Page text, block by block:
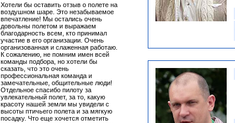
Хотели бы оставить отзыв о полете на
воздушном шаре. Это незабываемое
впечатление! Мы остались очень
довольны полетом и выражаем
благодарность всем, кто принимал
участие в его организации. Очень
организованная и слаженная работаю.
К сожалению, не помним имен всей
команды подбора, но хотели бы
сказать, что это очень
профессиональная команда и
замечательные, общительные люди!
Отдельное спасибо пилоту за
увлекательный полет, за то, какую
красоту нашей земли мы увидели с
высоты птичьего полета и за мягкую
посадку. Что еще хочется отметить